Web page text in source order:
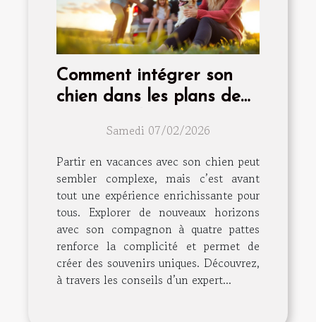
Comment intégrer son
chien dans les plans de
Samedi 07/02/2026
Partir en vacances avec son chien peut
sembler complexe, mais c’est avant
tout une expérience enrichissante pour
tous. Explorer de nouveaux horizons
avec son compagnon à quatre pattes
renforce la complicité et permet de
créer des souvenirs uniques. Découvrez,
à travers les conseils d’un expert...